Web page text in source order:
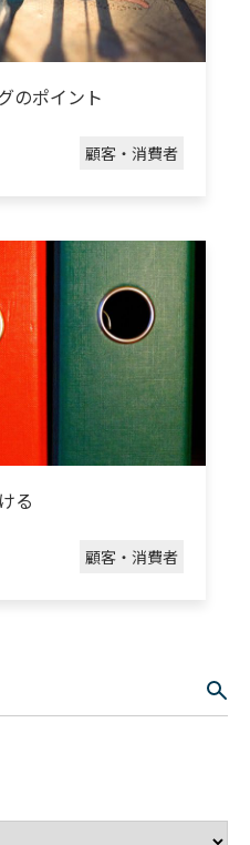
のポイント
顧客・消費者
る
顧客・消費者